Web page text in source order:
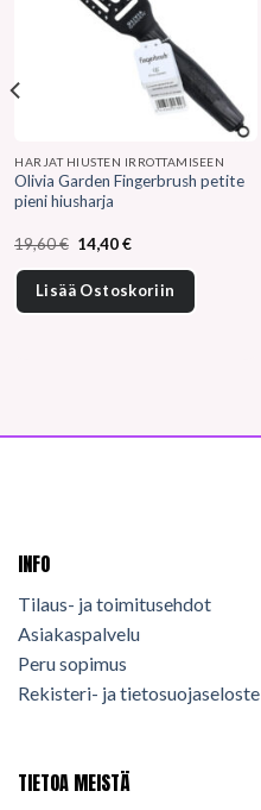
HARJAT HIUSTEN IRROTTAMISEEN
Olivia Garden Fingerbrush petite
pieni hiusharja
19,60€ Alkuperäinen
hinta
oli:
19,60 €.
14,40€Nykyinen
on:
14,40 €.
Lisää Ostoskoriin
INFO
Tilaus- ja toimitusehdot
Asiakaspalvelu
Peru sopimus
Rekisteri- ja tietosuojaseloste
TIETOA MEISTÄ